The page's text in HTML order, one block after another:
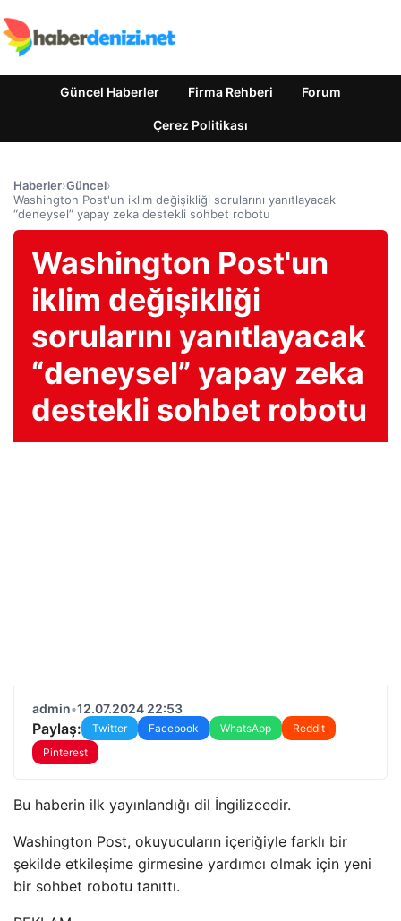
Güncel Haberler Firma Rehberi Forum
Çerez Politikası
Haberler›Güncel›
Washington Post'un iklim değişikliği sorularını yanıtlayacak
“deneysel” yapay zeka destekli sohbet robotu
Washington Post'un
iklim değişikliği
sorularını yanıtlayacak
“deneysel” yapay zeka
destekli sohbet robotu
admin•12.07.2024 22:53
Paylaş: Twitter Facebook WhatsApp
Reddit
Pinterest
Bu haberin ilk yayınlandığı dil İngilizcedir.
Washington Post, okuyucuların içeriğiyle farklı bir
şekilde etkileşime girmesine yardımcı olmak için yeni
bir sohbet robotu tanıttı.